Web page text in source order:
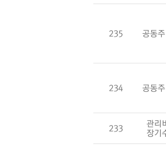
235 공동
234 공동
233
관리
장기